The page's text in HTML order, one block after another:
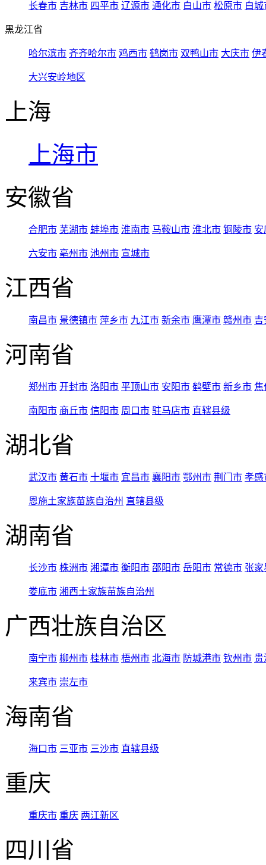
长春市 吉林市 四平市 辽源市 通化市 白山市 松原市 白城
黑龙江省
哈尔滨市 齐齐哈尔市 鸡西市 鹤岗市 双鸭山市 大庆市 伊
大兴安岭地区
上海
上海市
安徽省
合肥市 芜湖市 蚌埠市 淮南市 马鞍山市 淮北市 铜陵市 安
六安市 亳州市 池州市 宣城市
江西省
南昌市 景德镇市 萍乡市 九江市 新余市 鹰潭市 赣州市 吉
河南省
郑州市 开封市 洛阳市 平顶山市 安阳市 鹤壁市 新乡市 焦
南阳市 商丘市 信阳市 周口市 驻马店市 直辖县级
湖北省
武汉市 黄石市 十堰市 宜昌市 襄阳市 鄂州市 荆门市 孝感
恩施土家族苗族自治州 直辖县级
湖南省
长沙市 株洲市 湘潭市 衡阳市 邵阳市 岳阳市 常德市 张家
娄底市 湘西土家族苗族自治州
广西壮族自治区
南宁市 柳州市 桂林市 梧州市 北海市 防城港市 钦州市 贵
来宾市 崇左市
海南省
海口市 三亚市 三沙市 直辖县级
重庆
重庆市 重庆 两江新区
四川省